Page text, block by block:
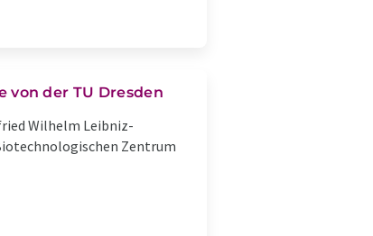
der TU Dresden
Wilhelm Leibniz-
Zentrum